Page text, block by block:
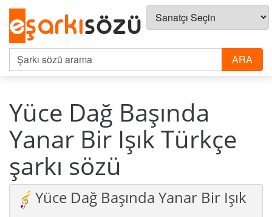
Yüce Dağ Başında
Yanar Bir Işık Türkçe
şarkı sözü
Yüce Dağ Başında Yanar Bir Işık